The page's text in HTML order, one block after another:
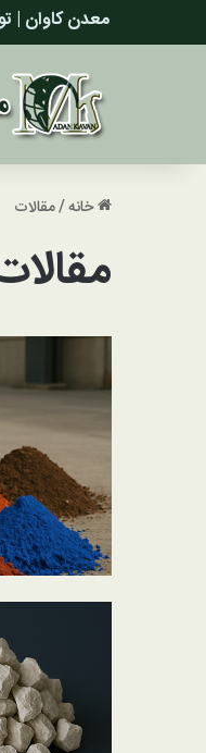
معدن کاوان |
خانه/مقالات